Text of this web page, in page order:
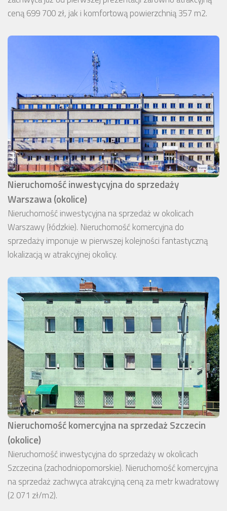
ceną 699 700 zł, jak i komfortową powierzchnią 357 m2.
Nieruchomość inwestycyjna do sprzedaży
Warszawa (okolice)
Nieruchomość inwestycyjna na sprzedaż w okolicach
Warszawy (łódzkie). Nieruchomość komercyjna do
sprzedaży imponuje w pierwszej kolejności fantastyczną
lokalizacją w atrakcyjnej okolicy.
Nieruchomość komercyjna na sprzedaż Szczecin
(okolice)
Nieruchomość inwestycyjna do sprzedaży w okolicach
Szczecina (zachodniopomorskie). Nieruchomość komercyjna
na sprzedaż zachwyca atrakcyjną ceną za metr kwadratowy
(2 071 zł/m2).